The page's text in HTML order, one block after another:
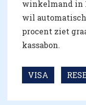
winkelmand in
wil
procent ziet
kassabon.
VISA